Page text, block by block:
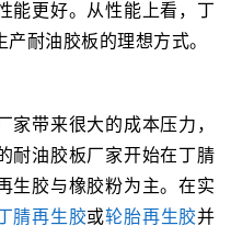
能更好。从性能上看，丁
耐油胶板的理想方式。
家带来很大的成本压力，
耐油胶板厂家开始在丁腈
生胶与橡胶粉为主。在实
腈再生胶或轮胎再生胶并